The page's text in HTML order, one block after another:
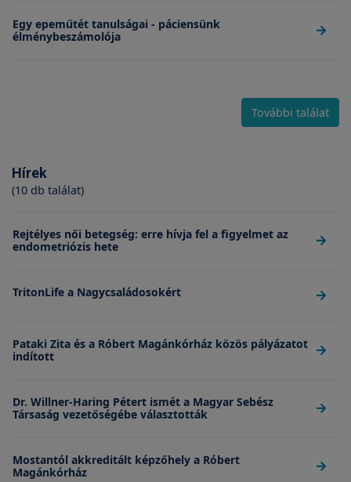
Egy epeműtét tanulságai - páciensünk
élménybeszámolója
További találat
Hírek
(10 db találat)
Rejtélyes női betegség: erre hívja fel a figyelmet az
endometriózis hete
TritonLife a Nagycsaládosokért
Pataki Zita és a Róbert Magánkórház közös pályázatot
indított
Dr. Willner-Haring Pétert ismét a Magyar Sebész
Társaság vezetőségébe választották
Mostantól akkreditált képzőhely a Róbert
Magánkórház